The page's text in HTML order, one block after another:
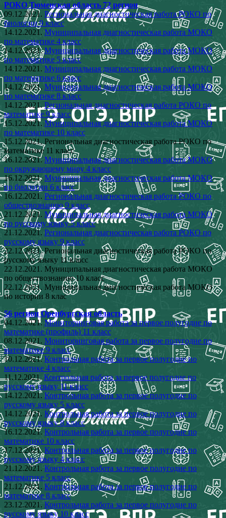
РОКО Тюменская область 72 регион
09.12.2021. Региональная диагностическая работа РОКО по
биологии 9 класс
14.12.2021. Муниципальная диагностическая работа МОКО
по математике 4 класс
14.12.2021.Муниципальная диагностическая работа МОКО
по математике 5 класс
14.12.2021. Муниципальная диагностическая работа МОКО
по математике 6 класс
14.12.2021.Муниципальная диагностическая работа МОКО
по математике 8 класс
14.12.2021.Региональная диагностическая работа РОКО по
математике 9 класс
15.12.2021. Муниципальная диагностическая работа МОКО
по математике 10 класс
15.12.2021. Региональная диагностическая работа РОКО по
математике 11 класс
16.12.2021.Муниципальная диагностическая работа МОКО
по окружающему миру 4 класс
16.12.2021.Муниципальная диагностическая работа МОКО
по биологии 6 класс
16.12.2021. Региональная диагностическая работа РОКО по
обществознанию 9 класс
21.12.2021. Муниципальная диагностическая работа МОКО
по русскому языку 5 класс
21.12.2021. Региональная диагностическая работа РОКО по
русскому языку 9 класс
22.12.2021. Региональная диагностическая работа РОКО по
русскому языку 11 класс
22.12.2021. Муниципальная диагностическая работа МОКО
по обществознанию 10 класс
22.12.2021. Муниципальная диагностическая работа МОКО
по истории 8 клас
56 регион Оренбургская область
04.12.2021.Мониторинговая работа за первое полугодие по
математике (профиль) 11 класс
08.12.2021. Мониторинговая работа за первое полугодие по
математике 9 класс
10.12.2021.Контрольная работа за первое полугодие по
математике 4 класс
11.12.2021.Контрольная работа за первое полугодие по
русскому языку 11 класс
14.12.2021.Контрольная работа за первое полугодие по
русскому языку 5 класс
14.12.2021. Контрольная работа за первое полугодие по
русскому языку 8 класс
16.12.2021.Контрольная работа за первое полугодие по
математике 10 класс
17.12.2021.Контрольная работа за первое полугодие по
русскому языку 4 класс
21.12.2021. Контрольная работа за первое полугодие по
математике 5 класс
21.12.2021. Контрольная работа за первое полугодие по
математике 8 класс
23.12.2021. Контрольная работа за первое полугодие по
русскому языку 10 класс